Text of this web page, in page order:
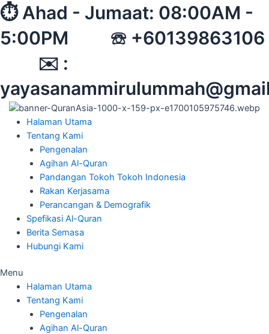
Skip
to
content
⏱︎ Ahad - Jumaat: 08:00AM -
5:00PM ☏ +60139863106
✉︎ :
Halaman Utama
Tentang Kami
Pengenalan
Agihan Al-Quran
Pandangan Tokoh Tokoh Indonesia
Rakan Kerjasama
Perancangan & Demografik
Spefikasi Al-Quran
Berita Semasa
Hubungi Kami
Menu
Halaman Utama
Tentang Kami
Pengenalan
Agihan Al-Quran